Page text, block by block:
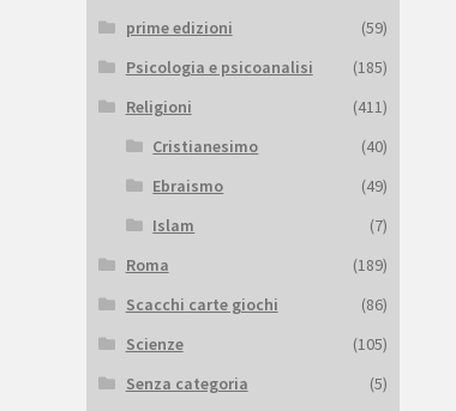
prime edizioni
(59)
Psicologia e psicoanalisi
(185)
Religioni
(411)
Cristianesimo
(40)
Ebraismo
(49)
Islam
(7)
Roma
(189)
Scacchi carte giochi
(86)
Scienze
(105)
Senza categoria
(5)